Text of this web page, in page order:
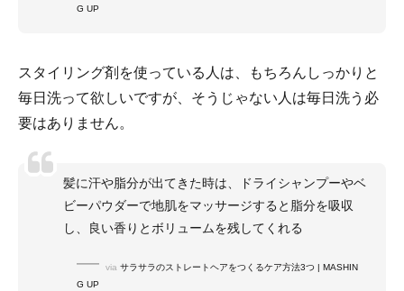
G UP
スタイリング剤を使っている人は、もちろんしっかりと
毎日洗って欲しいですが、そうじゃない人は毎日洗う必
要はありません。
髪に汗や脂分が出てきた時は、ドライシャンプーやベ
ビーパウダーで地肌をマッサージすると脂分を吸収
し、良い香りとボリュームを残してくれる
via サラサラのストレートヘアをつくるケア方法3つ | MASHIN
G UP